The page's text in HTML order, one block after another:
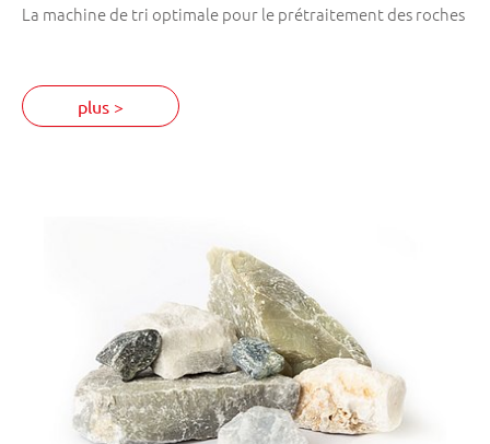
La machine de tri optimale pour le prétraitement des roches
plus >